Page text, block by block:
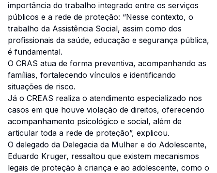
importância do trabalho integrado entre os serviços
públicos e a rede de proteção: “Nesse contexto, o
trabalho da Assistência Social, assim como dos
profissionais da saúde, educação e segurança pública,
é fundamental.
O CRAS atua de forma preventiva, acompanhando as
famílias, fortalecendo vínculos e identificando
situações de risco.
Já o CREAS realiza o atendimento especializado nos
casos em que houve violação de direitos, oferecendo
acompanhamento psicológico e social, além de
articular toda a rede de proteção”, explicou.
O delegado da Delegacia da Mulher e do Adolescente,
Eduardo Kruger, ressaltou que existem mecanismos
legais de proteção à criança e ao adolescente, como o